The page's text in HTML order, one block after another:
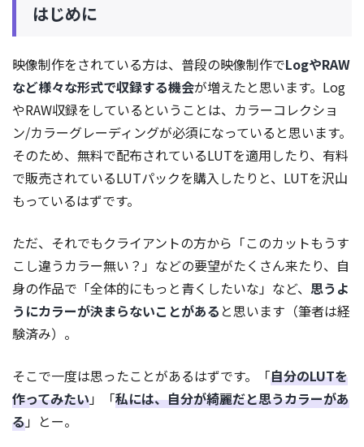
はじめに
映像制作をされている方は、普段の映像制作でLogやRAW
など様々な形式で収録する機会が増えたと思います。Log
やRAW収録をしているということは、カラーコレクショ
ン/カラーグレーディングが必須になっていると思います。
そのため、無料で配布されているLUTを適用したり、有料
で販売されているLUTパックを購入したりと、LUTを沢山
もっているはずです。
ただ、それでもクライアントの方から「このカットもうす
こし違うカラー無い？」などの要望がたくさん来たり、自
身の作品で「全体的にもっと青くしたいな」など、 思うよ
うにカラーが決まらないことがある と思います（筆者は経
験済み）。
そこで一度は思ったことがあるはずです。「自分のLUTを
作ってみたい」「私には、自分が綺麗だと思うカラーがあ
る」とー。